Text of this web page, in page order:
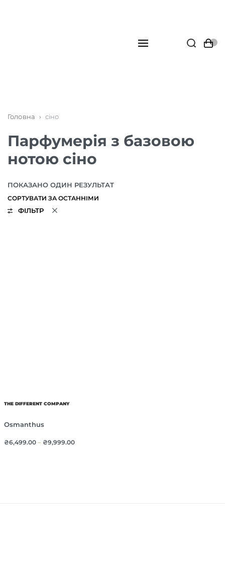
Головна › сіно
Парфумерія з базовою
нотою сіно
ПОКАЗАНО ОДИН РЕЗУЛЬТАТ
ФІЛЬТР
THE DIFFERENT COMPANY
Osmanthus
₴6,499.00– ₴9,999.00